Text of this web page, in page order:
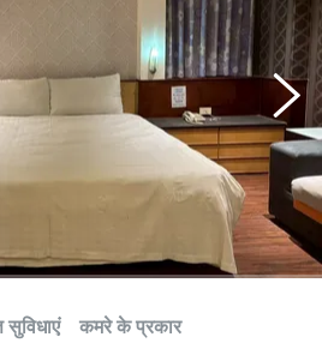
सुविधाएं कमरे के प्रकार